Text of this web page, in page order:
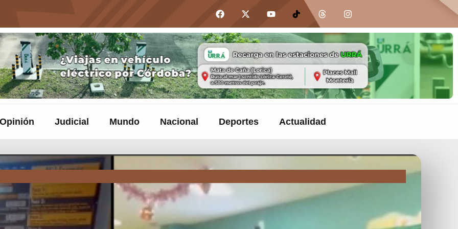
Judicial Mundo Nacional Deportes Actualidad